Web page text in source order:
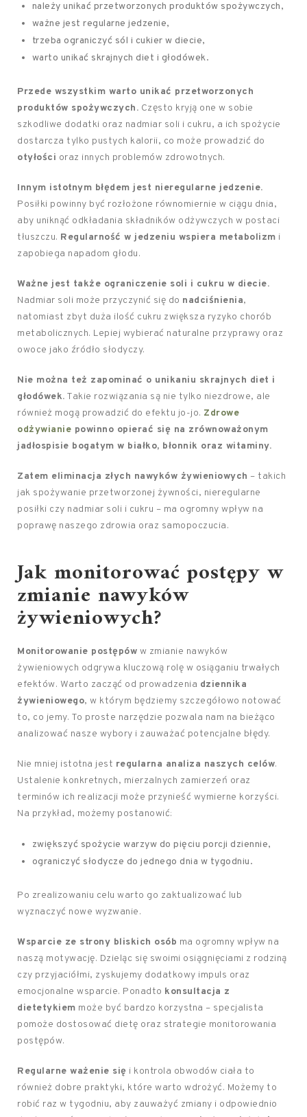
należy unikać przetworzonych produktów spożywczych,
ważne jest regularne jedzenie,
trzeba ograniczyć sól i cukier w diecie,
warto unikać skrajnych diet i głodówek.
Przede wszystkim warto unikać przetworzonych
produktów spożywczych. Często kryją one w sobie
szkodliwe dodatki oraz nadmiar soli i cukru, a ich spożycie
dostarcza tylko pustych kalorii, co może prowadzić do
otyłości oraz innych problemów zdrowotnych.
Innym istotnym błędem jest nieregularne jedzenie.
Posiłki powinny być rozłożone równomiernie w ciągu dnia,
aby uniknąć odkładania składników odżywczych w postaci
tłuszczu. Regularność w jedzeniu wspiera metabolizm i
zapobiega napadom głodu.
Ważne jest także ograniczenie soli i cukru w diecie.
Nadmiar soli może przyczynić się do nadciśnienia,
natomiast zbyt duża ilość cukru zwiększa ryzyko chorób
metabolicznych. Lepiej wybierać naturalne przyprawy oraz
owoce jako źródło słodyczy.
Nie można też zapominać o unikaniu skrajnych diet i
głodówek. Takie rozwiązania są nie tylko niezdrowe, ale
również mogą prowadzić do efektu jo-jo. Zdrowe
odżywianie powinno opierać się na zrównoważonym
jadłospisie bogatym w białko, błonnik oraz witaminy.
Zatem eliminacja złych nawyków żywieniowych – takich
jak spożywanie przetworzonej żywności, nieregularne
posiłki czy nadmiar soli i cukru – ma ogromny wpływ na
poprawę naszego zdrowia oraz samopoczucia.
Jak monitorować postępy w
zmianie nawyków
żywieniowych?
Monitorowanie postępów w zmianie nawyków
żywieniowych odgrywa kluczową rolę w osiąganiu trwałych
efektów. Warto zacząć od prowadzenia dziennika
żywieniowego, w którym będziemy szczegółowo notować
to, co jemy. To proste narzędzie pozwala nam na bieżąco
analizować nasze wybory i zauważać potencjalne błędy.
Nie mniej istotna jest regularna analiza naszych celów.
Ustalenie konkretnych, mierzalnych zamierzeń oraz
terminów ich realizacji może przynieść wymierne korzyści.
Na przykład, możemy postanowić:
zwiększyć spożycie warzyw do pięciu porcji dziennie,
ograniczyć słodycze do jednego dnia w tygodniu.
Po zrealizowaniu celu warto go zaktualizować lub
wyznaczyć nowe wyzwanie.
Wsparcie ze strony bliskich osób ma ogromny wpływ na
naszą motywację. Dzieląc się swoimi osiągnięciami z rodziną
czy przyjaciółmi, zyskujemy dodatkowy impuls oraz
emocjonalne wsparcie. Ponadto konsultacja z
dietetykiem może być bardzo korzystna – specjalista
pomoże dostosować dietę oraz strategie monitorowania
postępów.
Regularne ważenie się i kontrola obwodów ciała to
również dobre praktyki, które warto wdrożyć. Możemy to
robić raz w tygodniu, aby zauważyć zmiany i odpowiednio